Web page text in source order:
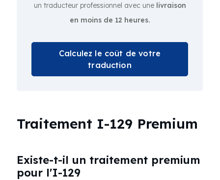
un traducteur professionnel avec une livraison
en moins de 12 heures.
Calculez le coût de votre
traduction
Traitement I-129 Premium
Existe-t-il un traitement premium
pour l'I-129